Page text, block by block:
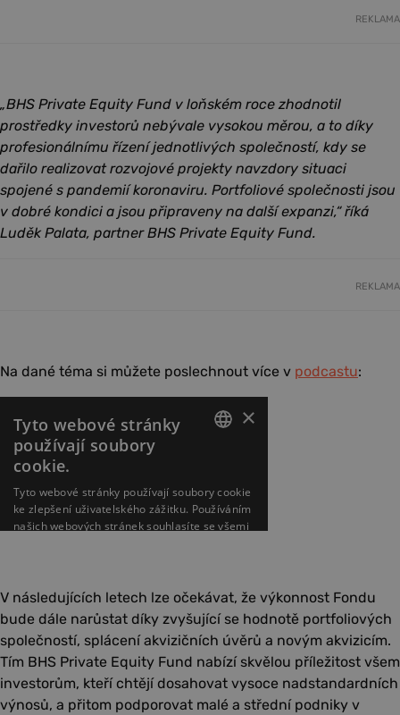
REKLAMA
„BHS Private Equity Fund v loňském roce zhodnotil
prostředky investorů nebývale vysokou měrou, a to díky
profesionálnímu řízení jednotlivých společností, kdy se
dařilo realizovat rozvojové projekty navzdory situaci
spojené s pandemií koronaviru. Portfoliové společnosti jsou
v dobré kondici a jsou připraveny na další expanzi,“ říká
Luděk Palata, partner BHS Private Equity Fund.
REKLAMA
Na dané téma si můžete poslechnout více v podcastu:
V následujících letech lze očekávat, že výkonnost Fondu
bude dále narůstat díky zvyšující se hodnotě portfoliových
společností, splácení akvizičních úvěrů a novým akvizicím.
Tím BHS Private Equity Fund nabízí skvělou příležitost všem
investorům, kteří chtějí dosahovat vysoce nadstandardních
výnosů, a přitom podporovat malé a střední podniky v